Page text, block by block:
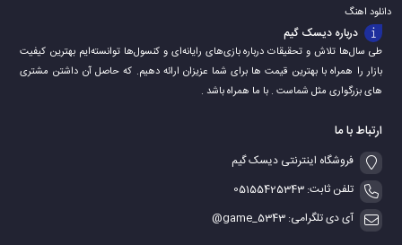
دانلود اهنگ
درباره دیسک گیم
طی سال‌ها تلاش و تحقیقات درباره بازی‌های رایانه‌ای و کنسول‌ها توانسته‌ایم بهترین کیفیت
بازار را همراه با بهترین قیمت ها برای شما عزیزان ارائه دهیم. که حاصل آن داشتن مشتری
های بزرگواری مثل شماست . با ما همراه باشد .
ارتباط با ما
فروشگاه اینترنتی دیسک گیم
تلفن ثابت: 05155425343
آی دی تلگرامی: game_5343@